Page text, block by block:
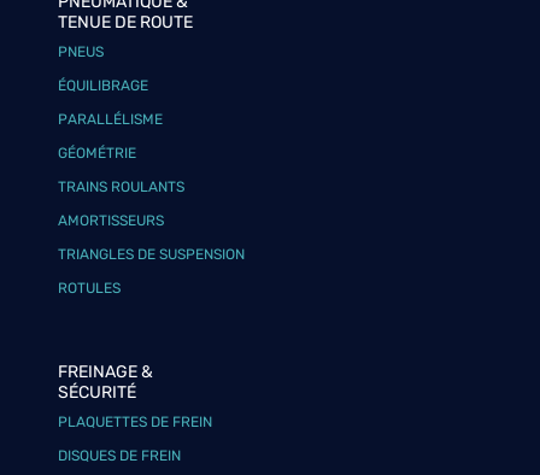
TENUE DE ROUTE
PNEUS
ÉQUILIBRAGE
PARALLÉLISME
GÉOMÉTRIE
TRAINS ROULANTS
AMORTISSEURS
TRIANGLES DE SUSPENSION
ROTULES
FREINAGE &
SÉCURITÉ
PLAQUETTES DE FREIN
DISQUES DE FREIN